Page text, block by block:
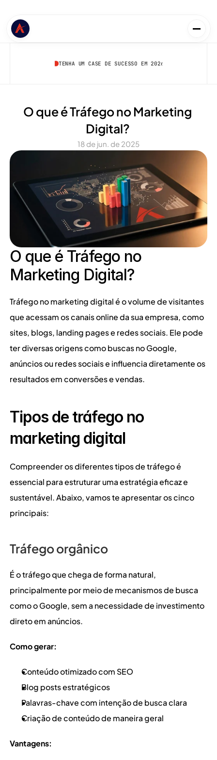
TENHA UM CASE DE SUCESSO EM 2026
O que é Tráfego no Marketing
Digital?
18 de jun. de 2025
O que é Tráfego no
Marketing Digital?
Tráfego no marketing digital é o volume de visitantes
que acessam os canais online da sua empresa, como
sites, blogs, landing pages e redes sociais. Ele pode
ter diversas origens como buscas no Google,
anúncios ou redes sociais e influencia diretamente os
resultados em conversões e vendas.
Tipos de tráfego no
marketing digital
Compreender os diferentes tipos de tráfego é
essencial para estruturar uma estratégia eficaz e
sustentável. Abaixo, vamos te apresentar os cinco
principais:
Tráfego orgânico
É o tráfego que chega de forma natural,
principalmente por meio de mecanismos de busca
como o Google, sem a necessidade de investimento
direto em anúncios.
Como gerar:
Conteúdo otimizado com SEO
Blog posts estratégicos
Palavras-chave com intenção de busca clara
Criação de conteúdo de maneira geral
Vantagens: